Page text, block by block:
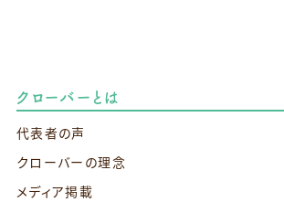
クローバーとは
代表者の声
クローバーの理念
メディア掲載